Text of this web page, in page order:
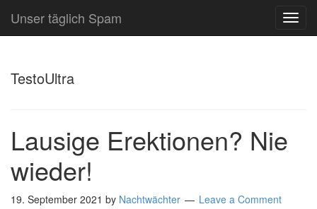
Unser täglich Spam
TestoUltra
Lausige Erektionen? Nie
wieder!
19. September 2021 by Nachtwächter Leave a Comment